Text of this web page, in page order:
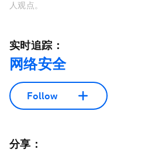
人观点。
实时追踪：
网络安全
Follow
分享：